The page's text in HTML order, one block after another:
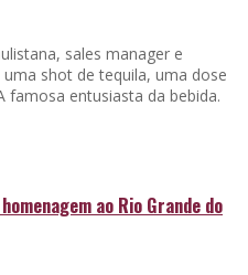
sales manager e
shot de tequila, uma dose
famosa entusiasta da bebida.
ao Rio Grande do